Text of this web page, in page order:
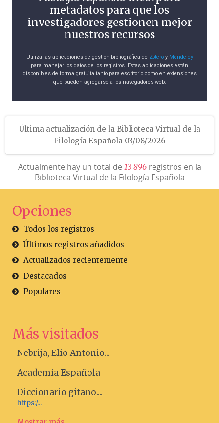
metadatos para que los
investigadores gestionen mejor
nuestros recursos
Utiliza las aplicaciones de gestión bibliográfica de Zoteroy Mendeley
para manejar los datos de los registros. Estas aplicaciones están
disponibles de forma gratuita tanto para escritorio como en extensiones
que pueden agregarse a los navegadores web.
Última actualización de la Biblioteca Virtual de la
Filología Española 03/08/2026
Actualmente hay un total de 13 896registros en la
Biblioteca Virtual de la Filología Española
Opciones
Todos los registros
Últimos registros añadidos
Actualizados recientemente
Destacados
Populares
Más visitados
Nebrija, Elio Antonio...
Academia Española
Diccionario gitano....
https:/...